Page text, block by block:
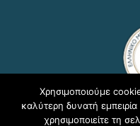
Χρησιμοποιούμε
καλύτερη δυνατή
χρησιμοποιείτε τη